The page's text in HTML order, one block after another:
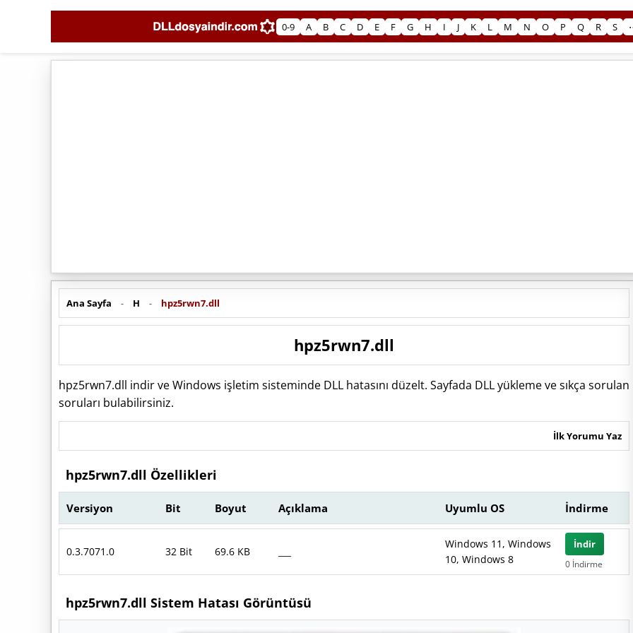
0-9 A B C D E F G H I J K L M N O P Q R S
Ana Sayfa - H - hpz5rwn7.dll
hpz5rwn7.dll
hpz5rwn7.dll indir ve Windows işletim sisteminde DLL hatasını düzelt. Sayfada DLL yükleme ve sıkça sorulan
soruları bulabilirsiniz.
İlk Yorumu Yaz
hpz5rwn7.dll Özellikleri
Versiyon Bit Boyut Açıklama Uyumlu OS İndirme
0.3.7071.0 32 Bit 69.6 KB
Windows 11, Windows
10, Windows 8
İndir
0 İndirme
hpz5rwn7.dll Sistem Hatası Görüntüsü